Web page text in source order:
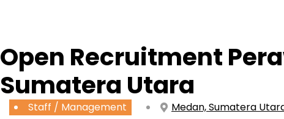
Open Recruitment
Sumatera Utara
Staff / Management Medan, Sumatera